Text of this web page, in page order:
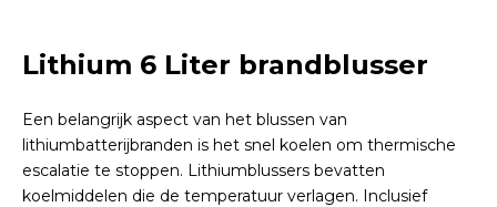
Lithium 6 Liter brandblusser
Een belangrijk aspect van het blussen van
lithiumbatterijbranden is het snel koelen om thermische
escalatie te stoppen. Lithiumblussers bevatten
koelmiddelen die de temperatuur verlagen. Inclusief